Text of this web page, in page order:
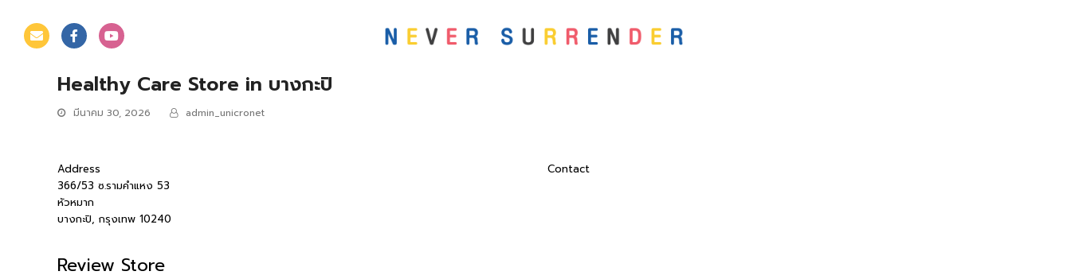
Healthy Care Store in บางกะปิ
มีนาคม 30, 2026 admin_unicronet
Address
366/53 ซ.รามคำแหง 53
หัวหมาก
บางกะปิ, กรุงเทพ 10240
Contact
Review Store